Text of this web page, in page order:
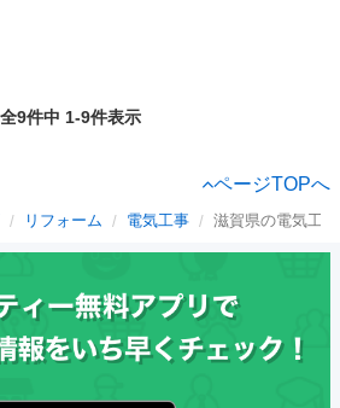
全9件中 1-9件表示
ページTOPへ
リフォーム 電気工事 滋賀県の電気工事